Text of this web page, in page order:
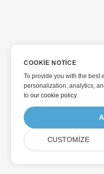
COOKIE NOTICE
To provide you with the best
personalization, analytics,
toour cookie policy.
CUSTOMIZE